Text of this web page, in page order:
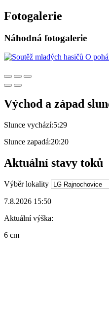
Fotogalerie
Náhodná fotogalerie
Východ a západ
Slunce vychází:5:29
Slunce zapadá:20:20
Aktuální stavy toků
Výběr lokality
7.8.2026 15:50
Aktuální výška:
6 cm